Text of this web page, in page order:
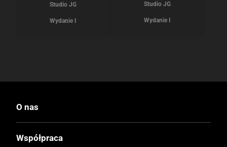
Studio JG
Wydanie I
Studio JG
Wydanie I
O nas
Współpraca